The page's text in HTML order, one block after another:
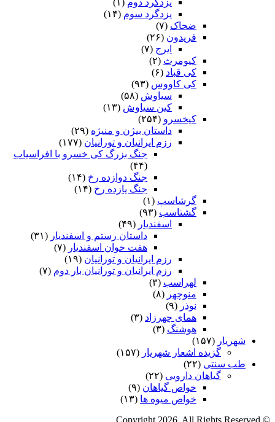
یزدگرد سوم (۱۴)
ضحاک (۷)
فریدون (۲۶)
ایرج (۷)
کیومرث (۲)
کی قباد (۶)
کی کاووس (۹۳)
سیاوش (۵۸)
کین سیاوش (۱۳)
کیخسرو (۲۵۴)
داستان بیژن و منیژه (۲۹)
رزم ایرانیان و تورانیان (۱۷۷)
جنگ بزرگ کی خسرو با افراسیاب
(۴۴)
جنگ دوازده رخ (۱۴)
جنگ یازده رخ (۱۴)
گرشاسپ (۱)
گشتاسب (۹۳)
اسفندیار (۴۹)
داستان رستم و اسفندیار (۳۱)
هفت خوان اسفندیار (۷)
رزم ایرانیان و تورانیان (۱۹)
رزم ایرانیان و تورانیان بار دوم (۷)
لهراسب (۳)
منوچهر (۸)
نوذر (۹)
هماى چهرزاد (۳)
هوشنگ (۳)
شهریار (۱۵۷)
گزیده اشعار شهریار (۱۵۷)
طب سنتی (۲۲)
گیاهان دارویی (۲۲)
خواص گیاهان (۹)
خواص میوه ها (۱۳)
© Copyright 2026, All Rights Reserved